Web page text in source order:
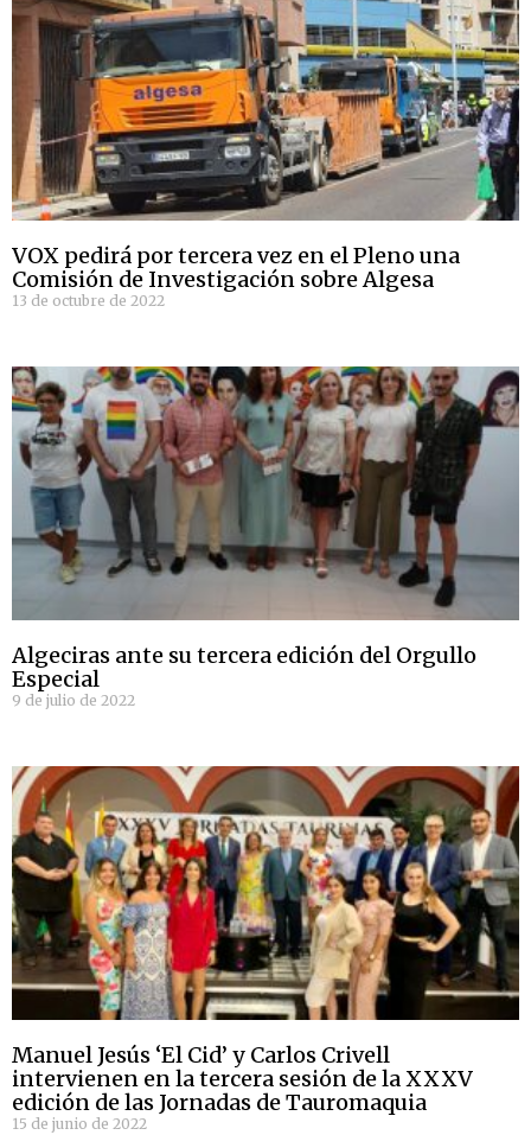
VOX pedirá por tercera vez en el Pleno una
Comisión de Investigación sobre Algesa
13 de octubre de 2022
Algeciras ante su tercera edición del Orgullo
Especial
9 de julio de 2022
Manuel Jesús ‘El Cid’ y Carlos Crivell
intervienen en la tercera sesión de la XXXV
edición de las Jornadas de Tauromaquia
15 de junio de 2022